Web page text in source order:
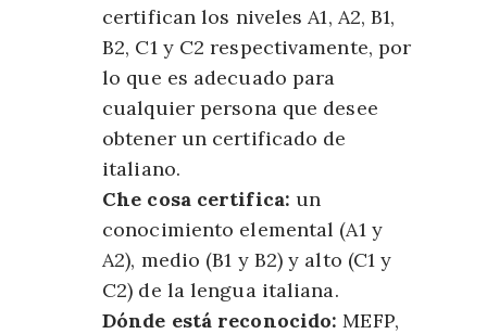
certifican los niveles A1, A2, B1,
B2, C1 y C2 respectivamente, por
lo que es adecuado para
cualquier persona que desee
obtener un certificado de
italiano.
Che cosa certifica: un
conocimiento elemental (A1 y
A2), medio (B1 y B2) y alto (C1 y
C2) de la lengua italiana.
Dónde está reconocido: MEFP,